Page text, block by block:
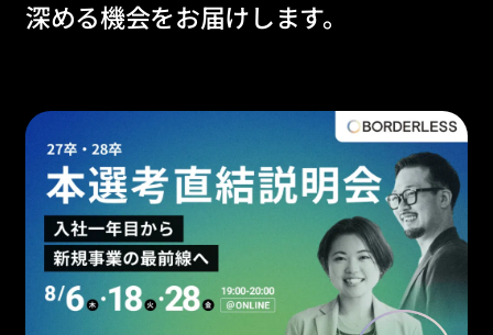
深める機会をお届けします。